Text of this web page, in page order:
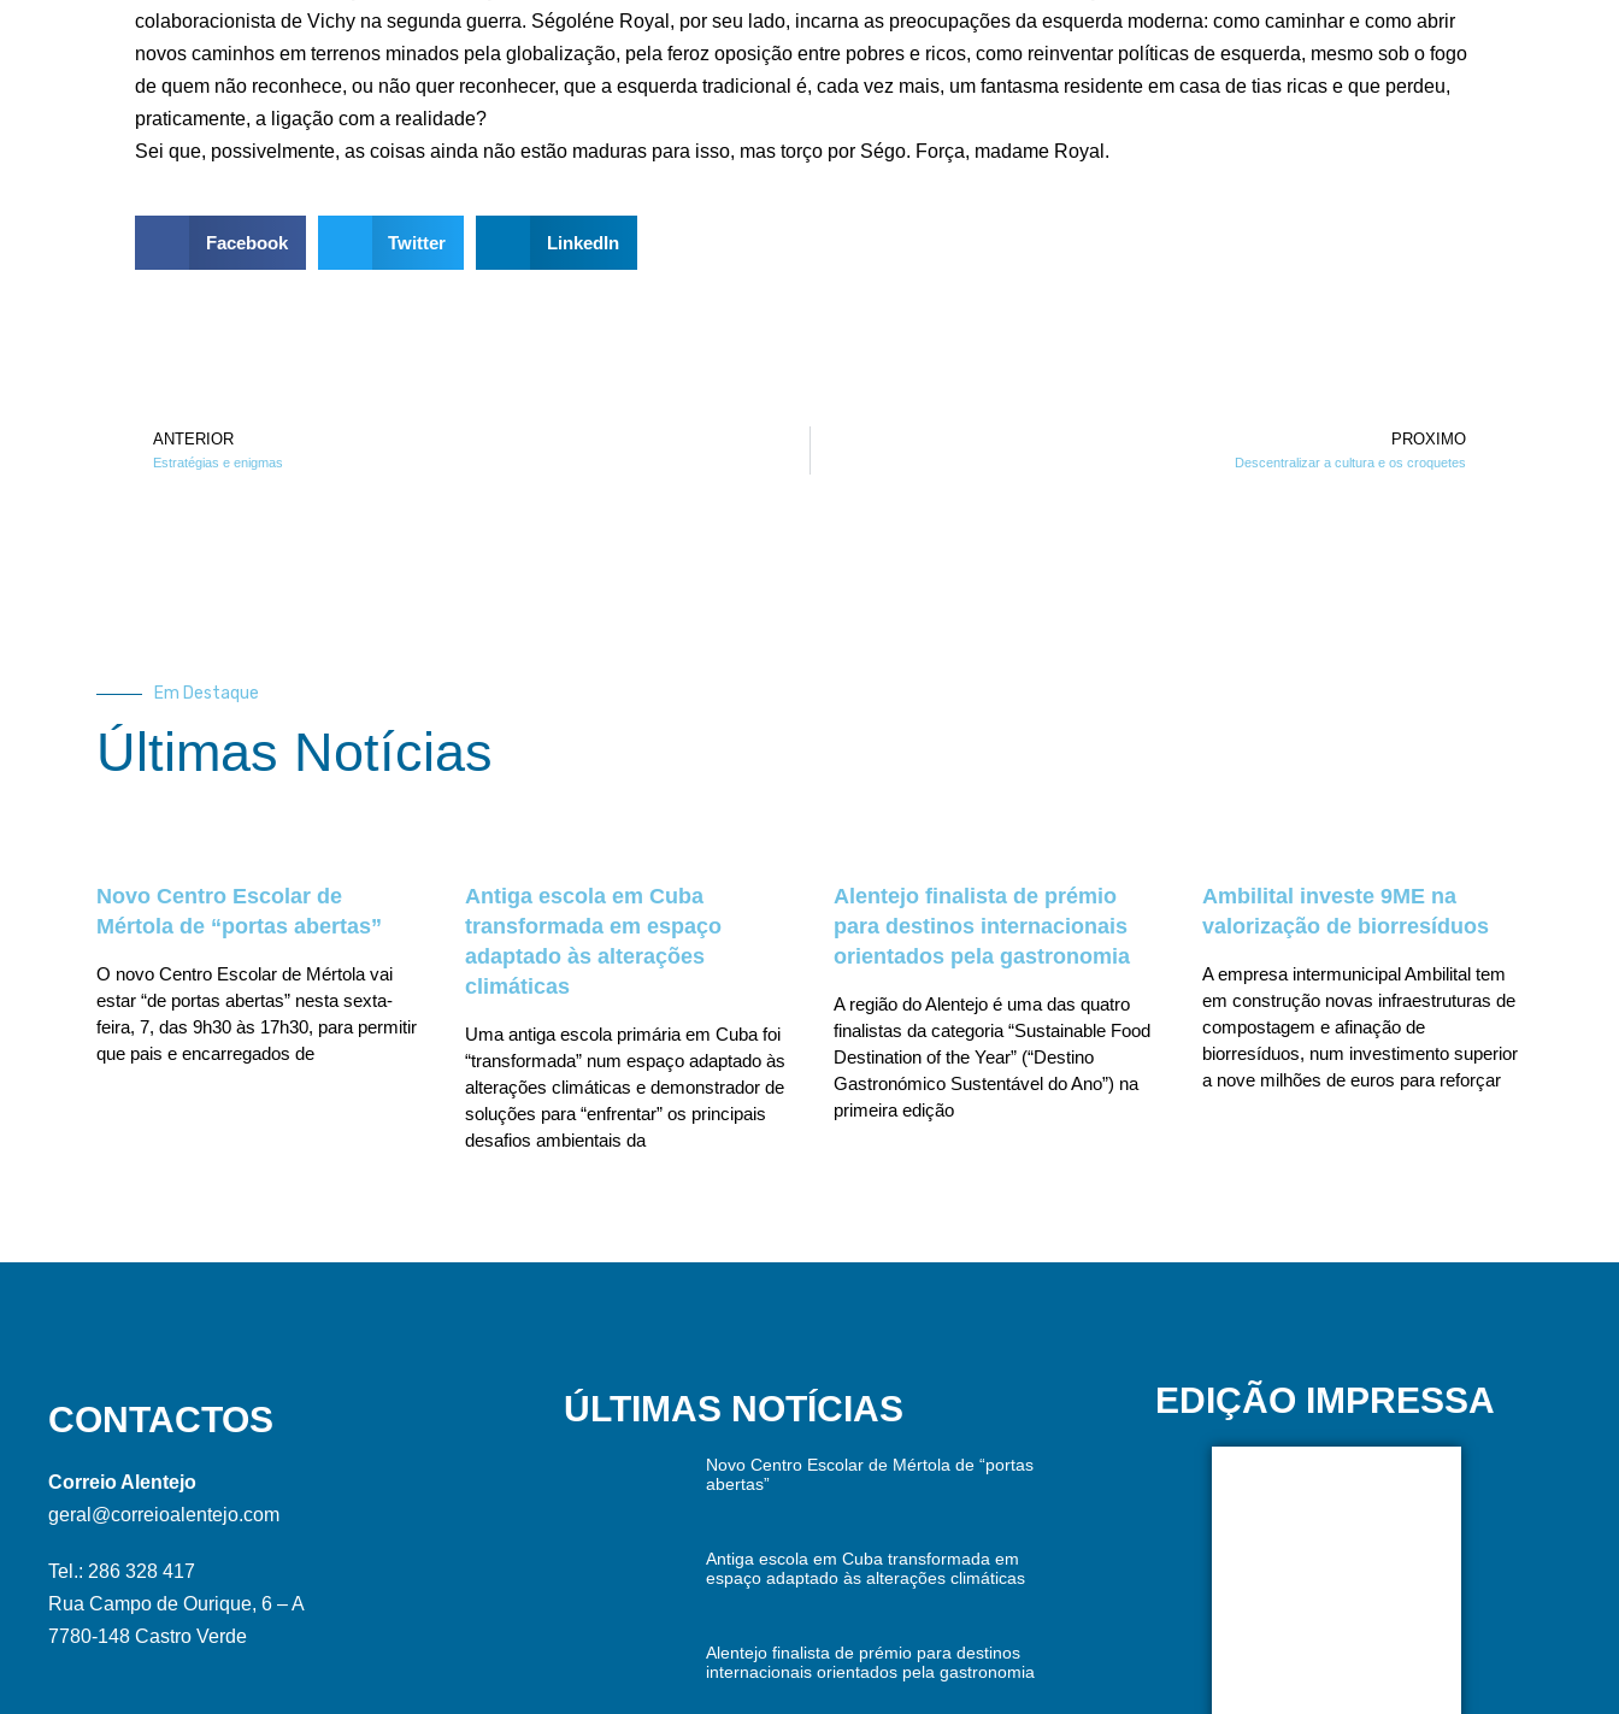
colaboracionista de Vichy na segunda guerra. Ségoléne Royal, por seu lado, incarna as preocupações da esquerda moderna: como caminhar e como abrir
novos caminhos em terrenos minados pela globalização, pela feroz oposição entre pobres e ricos, como reinventar políticas de esquerda, mesmo sob o fogo
de quem não reconhece, ou não quer reconhecer, que a esquerda tradicional é, cada vez mais, um fantasma residente em casa de tias ricas e que perdeu,
praticamente, a ligação com a realidade?
Sei que, possivelmente, as coisas ainda não estão maduras para isso, mas torço por Ségo. Força, madame Royal.
Facebook Twitter LinkedIn
ANTERIOR
Estratégias e enigmas
PROXIMO
Descentralizar a cultura e os croquetes
Em Destaque
Últimas Notícias
Novo Centro Escolar de
Mértola de “portas abertas”
O novo Centro Escolar de Mértola vai
estar “de portas abertas” nesta sexta-
feira, 7, das 9h30 às 17h30, para permitir
que pais e encarregados de
Antiga escola em Cuba
transformada em espaço
adaptado às alterações
climáticas
Uma antiga escola primária em Cuba foi
“transformada” num espaço adaptado às
alterações climáticas e demonstrador de
soluções para “enfrentar” os principais
desafios ambientais da
Alentejo finalista de prémio
para destinos internacionais
orientados pela gastronomia
A região do Alentejo é uma das quatro
finalistas da categoria “Sustainable Food
Destination of the Year” (“Destino
Gastronómico Sustentável do Ano”) na
primeira edição
Ambilital investe 9ME na
valorização de biorresíduos
A empresa intermunicipal Ambilital tem
em construção novas infraestruturas de
compostagem e afinação de
biorresíduos, num investimento superior
a nove milhões de euros para reforçar
CONTACTOS
Correio Alentejo
geral@correioalentejo.com
Tel.: 286 328 417
Rua Campo de Ourique, 6 – A
7780-148 Castro Verde
ÚLTIMAS NOTÍCIAS
Novo Centro Escolar de Mértola de “portas
abertas”
Antiga escola em Cuba transformada em
espaço adaptado às alterações climáticas
Alentejo finalista de prémio para destinos
internacionais orientados pela gastronomia
EDIÇÃO IMPRESSA